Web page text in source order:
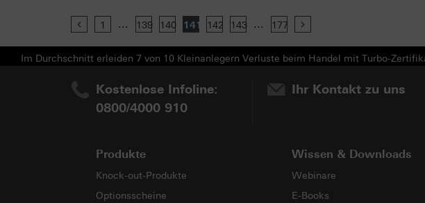
Previous
1 ... 139 140 141 142 143 ... 177
Im Durchschnitt erleiden 7 von 10 Kleinanlegern Verluste beim Handel mit Turbo-
Kostenlose Infoline:
0800/4000 910
Ihr Kontakt zu uns
Produkte
Knock-out-Produkte
Optionsscheine
Wissen & Downloads
Webinare
E-Books